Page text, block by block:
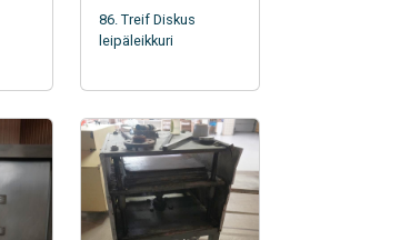
86. Treif Diskus
leipäleikkuri